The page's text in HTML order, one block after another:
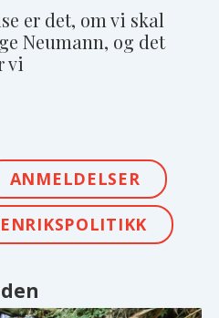
er det, om vi skal
Neumann, og det
vi
ANMELDELSER